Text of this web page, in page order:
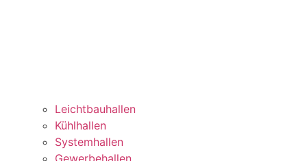
Leichtbauhallen
Kühlhallen
Systemhallen
Gewerbehallen